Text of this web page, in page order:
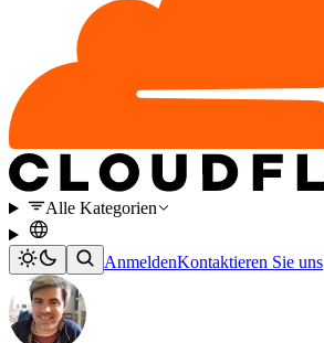
Alle Kategorien
AnmeldenKontaktieren Sie uns